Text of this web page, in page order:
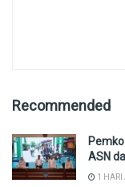
Recommended
ASN
1 HARI